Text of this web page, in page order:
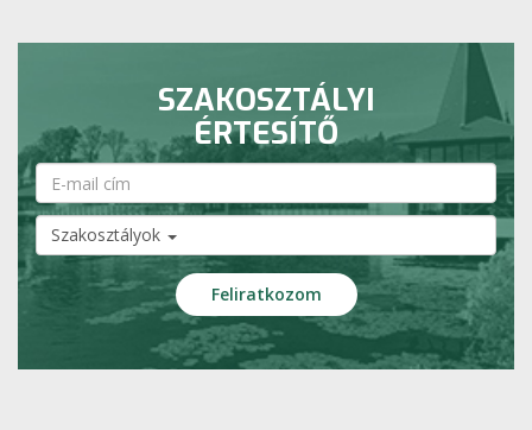
SZAKOSZTÁLYI
ÉRTESÍTŐ
Szakosztályok